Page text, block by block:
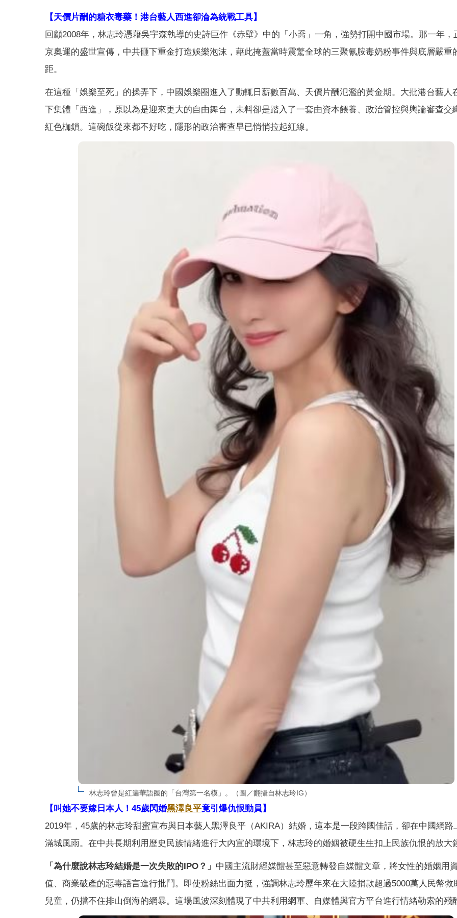
【天價片酬的糖衣毒藥！港台藝人西進卻淪為統戰工具】
回顧2008年，林志玲憑藉吳宇森執導的史詩巨作《赤壁》中的「小喬」一角，強勢打開中國市場。那一年，
京奧運的盛世宣傳，中共砸下重金打造娛樂泡沫，藉此掩蓋當時震驚全球的三聚氰胺毒奶粉事件與底層嚴重
距。
在這種「娛樂至死」的操弄下，中國娛樂圈進入了動輒日薪數百萬、天價片酬氾濫的黃金期。大批港台藝人
下集體「西進」，原以為是迎來更大的自由舞台，未料卻是踏入了一套由資本餵養、政治管控與輿論審查交
紅色枷鎖。這碗飯從來都不好吃，隱形的政治審查早已悄悄拉起紅線。
林志玲曾是紅遍華語圈的「台灣第一名模」。（圖／翻攝自林志玲IG）
【叫她不要嫁日本人！45歲閃婚黑澤良平竟引爆仇恨動員】
2019年，45歲的林志玲甜蜜宣布與日本藝人黑澤良平（AKIRA）結婚，這本是一段跨國佳話，卻在中國網路
滿城風雨。在中共長期利用歷史民族情緒進行大內宣的環境下，林志玲的婚姻被硬生生扣上民族仇恨的放大
「為什麼說林志玲結婚是一次失敗的IPO？」 中國主流財經媒體甚至惡意轉發自媒體文章，將女性的婚姻用
值、商業破產的惡毒語言進行批鬥。即使粉絲出面力挺，強調林志玲歷年來在大陸捐款超過5000萬人民幣救
兒童，仍擋不住排山倒海的網暴。這場風波深刻體現了中共利用網軍、自媒體與官方平台進行情緒勒索的殘